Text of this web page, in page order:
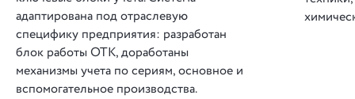
адаптирована под отраслевую
специфику предприятия: разработан
блок работы ОТК, доработаны
механизмы учета по сериям, основное и
вспомогательное производства.